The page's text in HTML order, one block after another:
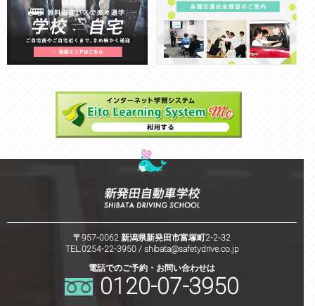
〒957-0062 新潟県新発田市富塚町2-2-32
TEL.0254-22-3950 / shibata@safetydrive.co.jp
電話でのご予約・お問い合わせは
0120-07-3950